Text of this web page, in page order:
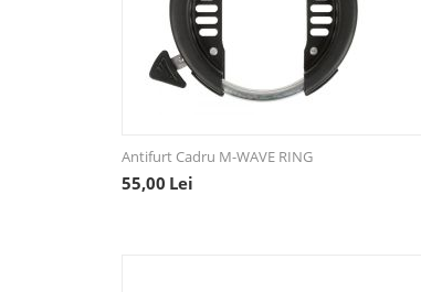
Antifurt Cadru M-WAVE RING
55,00 Lei